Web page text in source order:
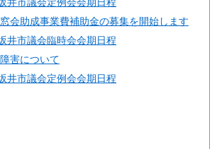
会助成事業費補助金の募集を開始します
井市議会臨時会会期日程
害について
井市議会定例会会期日程